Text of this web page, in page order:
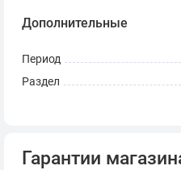
Дополнительные
Период
Раздел
Гарантии